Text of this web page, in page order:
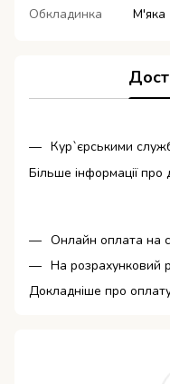
Обкладинка
М'яка
Кур`єрськими
Більше інформації про
Онлайн оплата на
На розрахунковий
Докладніше про